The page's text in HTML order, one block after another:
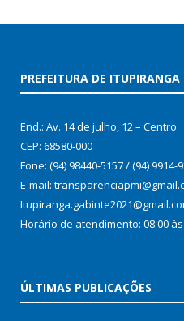
PREFEITURA DE ITUPIRANGA
End.: Av. 14 de julho, 12 – Centro
CEP: 68580-000
Fone: (94) 98440-5157 / (94) 9914-
E-mail:
Horário de atendimento: 08:00 às
ÚLTIMAS PUBLICAÇÕES